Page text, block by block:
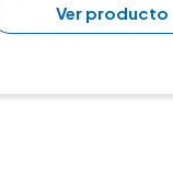
Ver producto